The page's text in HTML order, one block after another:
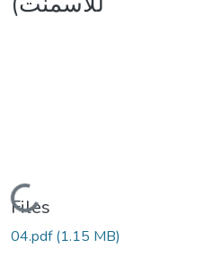
Loading...
Files
04.pdf(1.15 MB)